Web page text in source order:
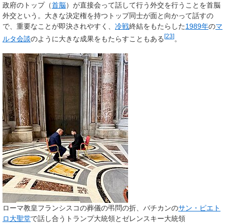
政府のトップ（首脳）が直接会って話して行う外交を行うことを首脳
外交という。大きな決定権を持つトップ同士が面と向かって話すの
で、重要なことが即決されやすく、 冷戦終結をもたらした1989年のマ
ルタ会談のように大きな成果をもたらすこともある[23]。
ローマ教皇フランシスコの葬儀の弔問の折、バチカンのサン・ピエト
ロ大聖堂で話し合うトランプ大統領とゼレンスキー大統領